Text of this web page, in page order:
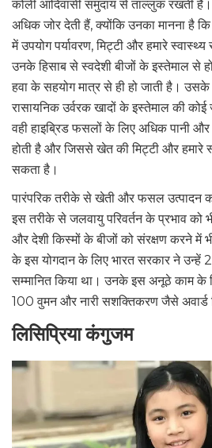
कोली आदिवासी समुदाय से ताल्लुक रखती
अधिक जोर देती हैं, क्योंकि उनका मानना है
में उपयोग पर्यावरण, मिट्टी और हमारे
उनके हिसाब से स्वदेशी बीजों के इस्तेमाल से
हवा के सहयोग मात्र से ही हो जाती है।
रासायनिक उर्वरक खादों‌ के इस्तेमाल की
वही हाइब्रिड फसलों के लिए अधिक पानी
होती है और जिससे खेत की मिट्टी और हमारे
सकता है।
पारंपरिक तरीके से खेती और फसल उत्पादन को
इस तरीके से जलवायु परिवर्तन के प्रभाव को
और देशी किस्मों के बीजों को संरक्षण करने में
के इस योगदान के लिए भारत सरकार ने उन्हें
सम्मानित किया था। उनके इस अनूठे काम के
100 वुमन और नारी सशक्तिकरण जैसे अवार्ड
लिसिप्रिया कंगुजम